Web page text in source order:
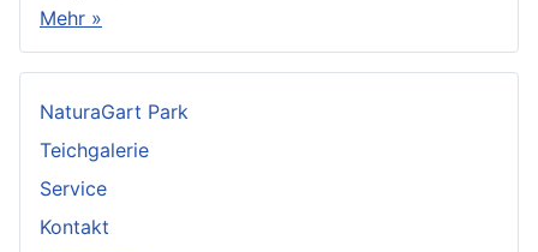
Mehr »
NaturaGart Park
Teichgalerie
Service
Kontakt